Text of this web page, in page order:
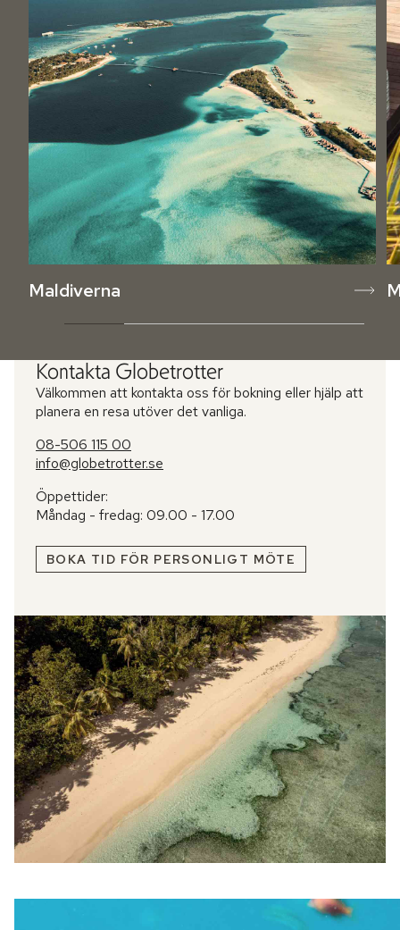
Maldiverna
Kontakta Globetrotter
Välkommen att kontakta oss för bokning eller hjälp att
planera en resa utöver det vanliga.
08-506 115 00
info@globetrotter.se
Öppettider:
Måndag - fredag: 09.00 - 17.00
BOKA TID FÖR PERSONLIGT MÖTE